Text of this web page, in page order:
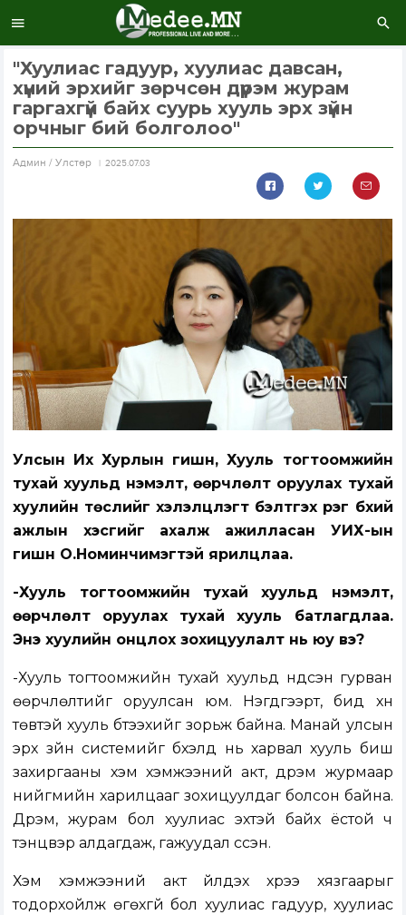
"Хуулиас гадуур, хуулиас давсан,
хүний эрхийг зөрчсөн дүрэм журам
гаргахгүй байх суурь хууль эрх зүйн
орчныг бий болголоо"
Aдмин / Улстөр 2025.07.03
Улсын Их Хурлын гишүүн, Хууль тогтоомжийн
тухай хуульд нэмэлт, өөрчлөлт оруулах тухай
хуулийн төслийг хэлэлцүүлэгт бэлтгэх үүрэг бүхий
ажлын хэсгийг ахалж ажилласан УИХ-ын
гишүүн О.Номинчимэгтэй ярилцлаа.
-Хууль тогтоомжийн тухай хуульд нэмэлт,
өөрчлөлт оруулах тухай хууль батлагдлаа.
Энэ хуулийн онцлох зохицуулалт нь юу вэ?
-Хууль тогтоомжийн тухай хуульд үндсэн гурван
өөрчлөлтийг оруулсан юм. Нэгдүгээрт, бид хүн
төвтэй хууль бүтээхийг зорьж байна. Манай улсын
эрх зүйн системийг бүхэлд нь харвал хууль биш
захиргааны хэм хэмжээний акт, дүрэм журмаар
нийгмийн харилцааг зохицуулдаг болсон байна.
Дүрэм, журам бол хуулиас эхтэй байх ёстой ч
тэнцвэр алдагдаж, гажуудал үүссэн.
Хэм хэмжээний акт үйлдэх хүрээ хязгаарыг
тодорхойлж өгөхгүй бол хуулиас гадуур, хуулиас